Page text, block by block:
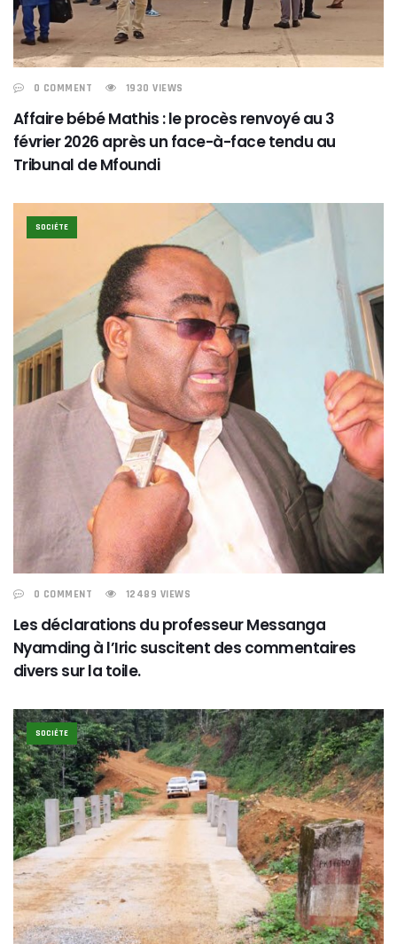
0 COMMENT 1930 VIEWS
Affaire bébé Mathis : le procès renvoyé au 3
février 2026 après un face-à-face tendu au
Tribunal de Mfoundi
SOCIÉTE
0 COMMENT 12489 VIEWS
Les déclarations du professeur Messanga
Nyamding à l’Iric suscitent des commentaires
divers sur la toile.
SOCIÉTE